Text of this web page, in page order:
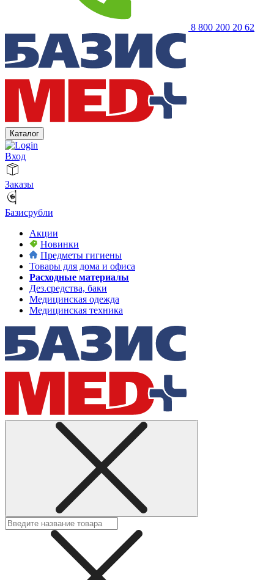
8 800 200 20 62
Каталог
Вход
Заказы
Базисрубли
Акции
Новинки
Предметы гигиены
Товары для дома и офиса
Расходные материалы
Дез.средства, баки
Медицинская одежда
Медицинская техника